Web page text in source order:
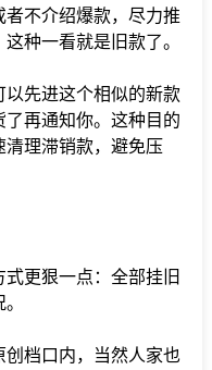
不介绍爆款，尽力推
种一看就是旧款了。
先进这个相似的新款
了再通知你。这种目的
理滞销款，避免压
更狠一点：全部挂旧
档口内，当然人家也